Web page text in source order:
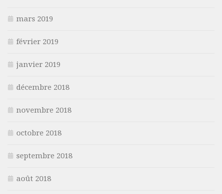
mars 2019
février 2019
janvier 2019
décembre 2018
novembre 2018
octobre 2018
septembre 2018
août 2018